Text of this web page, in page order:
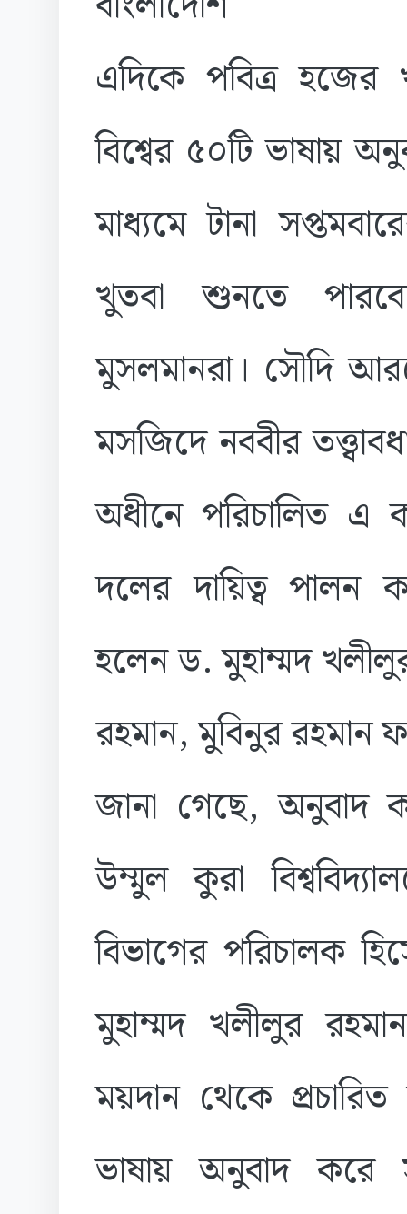
এদিকে পবিত্র হজের
বিশ্বের ৫০টি ভাষায়
মাধ্যমে টানা
খুতবা শুনতে
মুসলমানরা। সৌদি
মসজিদে নববীর
অধীনে পরিচালিত এ
দলের দায়িত্ব পালন
হলেন ড. মুহাম্মদ
রহমান, মুবিনুর
জানা গেছে, অনুবাদ
উম্মুল কুরা
বিভাগের পরিচালক
মুহাম্মদ খলীলুর
ময়দান থেকে
ভাষায় অনুবাদ করে